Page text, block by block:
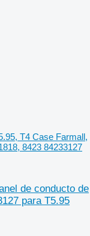
T4 Case Farmall,
8423 84233127
de conducto de
para T5.95